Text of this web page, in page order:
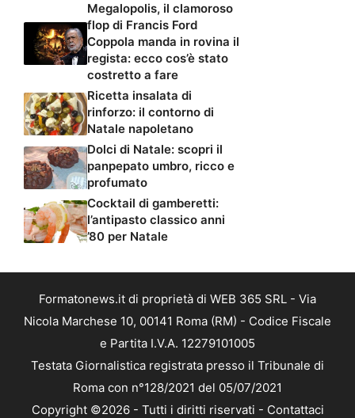
Megalopolis, il clamoroso
flop di Francis Ford
Coppola manda in rovina il
regista: ecco cos’è stato
costretto a fare
Ricetta insalata di
rinforzo: il contorno di
Natale napoletano
Dolci di Natale: scopri il
panpepato umbro, ricco e
profumato
Cocktail di gamberetti:
l’antipasto classico anni
’80 per Natale
Formatonews.it di proprietà di WEB 365 SRL - Via
Nicola Marchese 10, 00141 Roma (RM) - Codice Fiscale
e Partita I.V.A. 12279101005
Testata Giornalistica registrata presso il Tribunale di
Roma con n°128/2021 del 05/07/2021
Copyright ©2026 - Tutti i diritti riservati - Contattaci